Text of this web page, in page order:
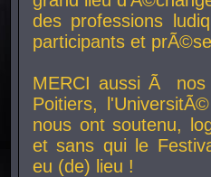
des professions
participants et
MERCI aussi Ã nos
Poitiers,
nous ont soutenu,
et sans qui le
eu (de) lieu !